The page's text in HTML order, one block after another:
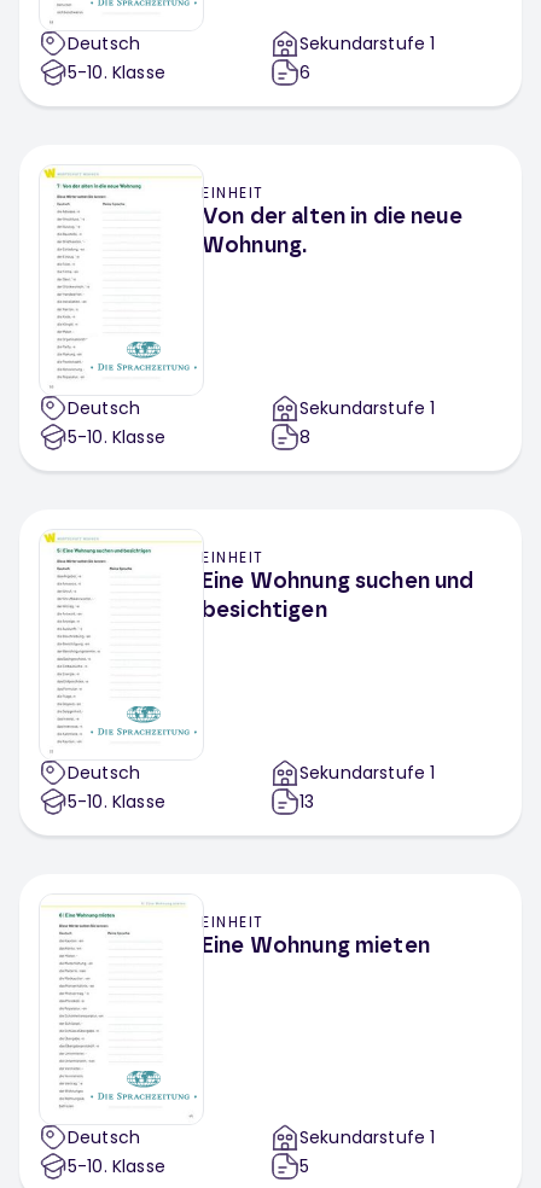
Deutsch
5-10. Klasse
Sekundarstufe 1
6
EINHEIT
Von der alten in die neue
Wohnung.
Deutsch
5-10. Klasse
Sekundarstufe 1
8
EINHEIT
Eine Wohnung suchen und
besichtigen
Deutsch
5-10. Klasse
Sekundarstufe 1
13
EINHEIT
Eine Wohnung mieten
Deutsch
5-10. Klasse
Sekundarstufe 1
5